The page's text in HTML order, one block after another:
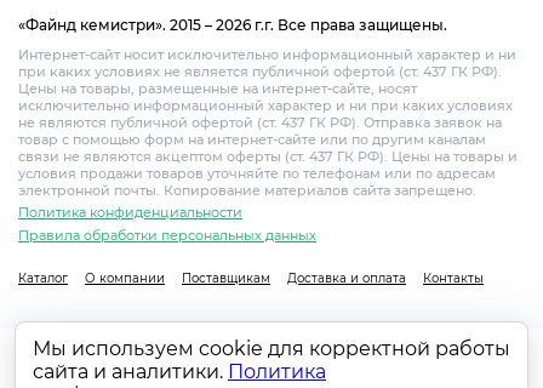
«Файнд кемистри». 2015 – 2026 г.г. Все права защищены.
Интернет-сайт носит исключительно информационный характер и ни
при каких условиях не является публичной офертой (ст. 437 ГК РФ).
Цены на товары, размещенные на интернет-сайте, носят
исключительно информационный характер и ни при каких условиях
не являются публичной офертой (ст. 437 ГК РФ). Отправка заявок на
товар с помощью форм на интернет-сайте или по другим каналам
связи не являются акцептом оферты (ст. 437 ГК РФ). Цены на товары и
условия продажи товаров уточняйте по телефонам или по адресам
электронной почты. Копирование материалов сайта запрещено.
Политика конфиденциальности
Правила обработки персональных данных
Каталог О компании Поставщикам Доставка и оплата Контакты
Мы используем cookie для корректной работы
сайта и аналитики. Политика